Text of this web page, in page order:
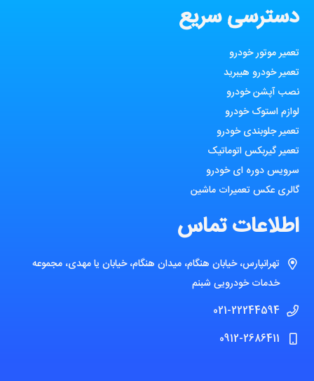
دسترسی سریع
تعمیر موتور خودرو
تعمیر خودرو هیبرید
نصب آپشن خودرو
لوازم استوک خودرو
تعمیر جلوبندی خودرو
تعمیر گیربکس اتوماتیک
سرویس دوره ای خودرو
گالری عکس تعمیرات ماشین
اطلاعات تماس
تهرانپارس، خیابان هنگام، میدان هنگام، خیابان یا مهدی، مجموعه
خدمات خودرویی شبنم
021-22244594
0912-2686411